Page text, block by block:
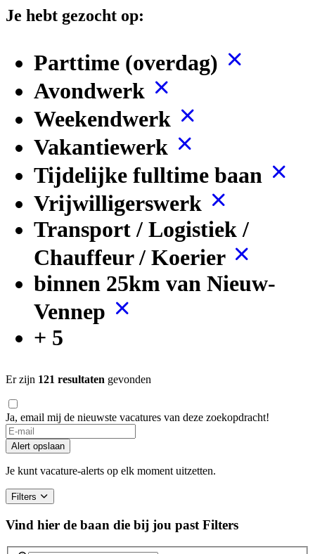
Je hebt gezocht op:
Parttime (overdag)
Avondwerk
Weekendwerk
Vakantiewerk
Tijdelijke fulltime baan
Vrijwilligerswerk
Transport / Logistiek /
Chauffeur / Koerier
binnen 25km van Nieuw-
Vennep
+ 5
Er zijn 121 resultaten gevonden
Ja, email mij de nieuwste vacatures van deze zoekopdracht!
Alert opslaan
Je kunt vacature-alerts op elk moment uitzetten.
Filters
Vind hier de baan die bij jou past Filters